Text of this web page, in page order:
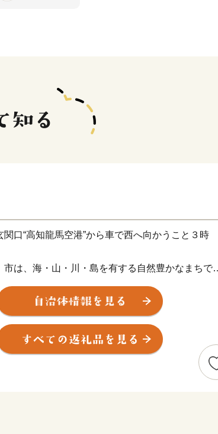
口“高知龍馬空港”から車で西へ向かうこと３時
市は、海・山・川・島を有する自然豊かなまちで
対岸の九州にも程近いこのエリアを、幡多（はた）
：黒潮町・三原村・大月町・四万十市・土佐清水